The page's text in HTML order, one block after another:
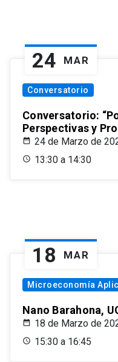
24 MAR
Conversatorio
Conversatorio:
Perspectivas y
24 de Marzo de
13:30 a 14:30
18 MAR
Microeconomía
Nano Barahona,
18 de Marzo de
15:30 a 16:45